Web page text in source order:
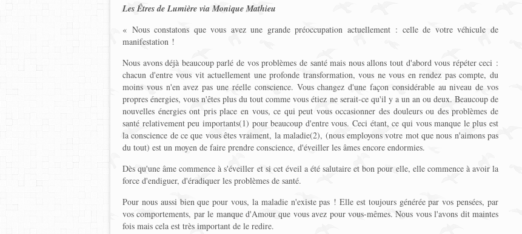
Les Êtres de Lumière via Monique Mathieu
« Nous constatons que vous avez une grande préoccupation actuellement : celle de votre véhicule de
manifestation !
Nous avons déjà beaucoup parlé de vos problèmes de santé mais nous allons tout d'abord vous répéter ceci :
chacun d'entre vous vit actuellement une profonde transformation, vous ne vous en rendez pas compte, du
moins vous n'en avez pas une réelle conscience. Vous changez d'une façon considérable au niveau de vos
propres énergies, vous n'êtes plus du tout comme vous étiez ne serait-ce qu'il y a un an ou deux. Beaucoup de
nouvelles énergies ont pris place en vous, ce qui peut vous occasionner des douleurs ou des problèmes de
santé relativement peu importants(1) pour beaucoup d'entre vous. Ceci étant, ce qui vous manque le plus est
la conscience de ce que vous êtes vraiment, la maladie(2), (nous employons votre mot que nous n'aimons pas
du tout) est un moyen de faire prendre conscience, d'éveiller les âmes encore endormies.
Dès qu'une âme commence à s'éveiller et si cet éveil a été salutaire et bon pour elle, elle commence à avoir la
force d'endiguer, d'éradiquer les problèmes de santé.
Pour nous aussi bien que pour vous, la maladie n'existe pas ! Elle est toujours générée par vos pensées, par
vos comportements, par le manque d'Amour que vous avez pour vous-mêmes. Nous vous l'avons dit maintes
fois mais cela est très important de le redire.